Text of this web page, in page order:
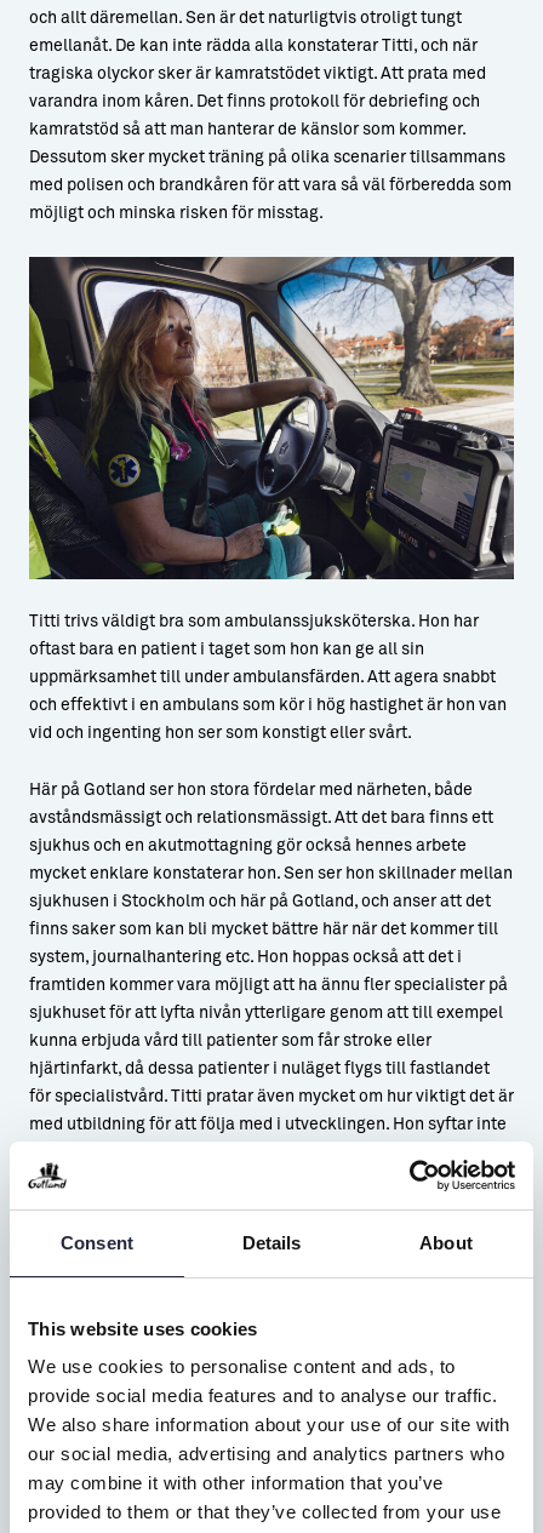
Consent Details About
This website uses cookies
We use cookies to personalise content and ads, to
provide social media features and to analyse our traffic.
We also share information about your use of our site with
our social media, advertising and analytics partners who
may combine it with other information that you’ve
provided to them or that they’ve collected from your use
och allt däremellan. Sen är det naturligtvis otroligt tungt
emellanåt. De kan inte rädda alla konstaterar Titti, och när
tragiska olyckor sker är kamratstödet viktigt. Att prata med
varandra inom kåren. Det finns protokoll för debriefing och
kamratstöd så att man hanterar de känslor som kommer.
Dessutom sker mycket träning på olika scenarier tillsammans
med polisen och brandkåren för att vara så väl förberedda som
möjligt och minska risken för misstag.
Titti trivs väldigt bra som ambulanssjuksköterska. Hon har
oftast bara en patient i taget som hon kan ge all sin
uppmärksamhet till under ambulansfärden. Att agera snabbt
och effektivt i en ambulans som kör i hög hastighet är hon van
vid och ingenting hon ser som konstigt eller svårt.
Här på Gotland ser hon stora fördelar med närheten, både
avståndsmässigt och relationsmässigt. Att det bara finns ett
sjukhus och en akutmottagning gör också hennes arbete
mycket enklare konstaterar hon. Sen ser hon skillnader mellan
sjukhusen i Stockholm och här på Gotland, och anser att det
finns saker som kan bli mycket bättre här när det kommer till
system, journalhantering etc. Hon hoppas också att det i
framtiden kommer vara möjligt att ha ännu fler specialister på
sjukhuset för att lyfta nivån ytterligare genom att till exempel
kunna erbjuda vård till patienter som får stroke eller
hjärtinfarkt, då dessa patienter i nuläget flygs till fastlandet
för specialistvård. Titti pratar även mycket om hur viktigt det är
med utbildning för att följa med i utvecklingen. Hon syftar inte
psykisk ohälsa. En viktig utbildning som ambulans, polis och
brandkår går är PDV (pågående dödligt våld). Den utbildningen
borde fler gå menar Titti, inte minst all skolpersonal. Att öka
samhälle.
Titti berättar att hon inte kan ta med sig jobbet hem för att
förbereda sig inför nästa dag eller kommande olycka. Hon kan
aldrig förbereda sig mer än att vara mentalt stabil och tänkt
igenom olika scenarion i huvudet. Vad som helst kan hända
och för att hantera det är berättar Titti att hon behöver
underhålla kroppen både fysiskt och mentalt. Det gör hon